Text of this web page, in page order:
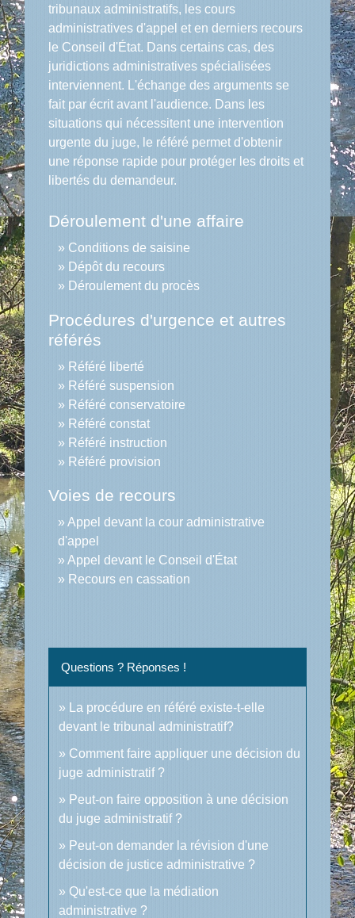
tribunaux administratifs, les cours
administratives d'appel et en derniers recours
le Conseil d'État. Dans certains cas, des
juridictions administratives spécialisées
interviennent. L'échange des arguments se
fait par écrit avant l'audience. Dans les
situations qui nécessitent une intervention
urgente du juge, le référé permet d'obtenir
une réponse rapide pour protéger les droits et
libertés du demandeur.
Déroulement d'une affaire
Conditions de saisine
Dépôt du recours
Déroulement du procès
Procédures d'urgence et autres
référés
Référé liberté
Référé suspension
Référé conservatoire
Référé constat
Référé instruction
Référé provision
Voies de recours
Appel devant la cour administrative
d'appel
Appel devant le Conseil d'État
Recours en cassation
Questions ? Réponses !
La procédure en référé existe-t-elle
devant le tribunal administratif?
Comment faire appliquer une décision du
juge administratif ?
Peut-on faire opposition à une décision
du juge administratif ?
Peut-on demander la révision d'une
décision de justice administrative ?
Qu'est-ce que la médiation
administrative ?